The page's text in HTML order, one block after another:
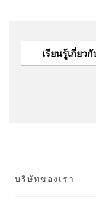
บริษัทของเรา